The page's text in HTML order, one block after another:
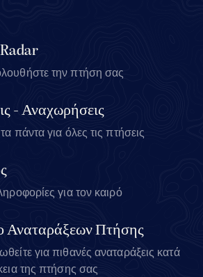
την πτήση σας
- Αναχωρήσεις
πάντα για όλες τις πτήσεις
για τον καιρό
Αναταράξεων Πτήσης
για πιθανές αναταράξεις κατά
της πτήσης σας